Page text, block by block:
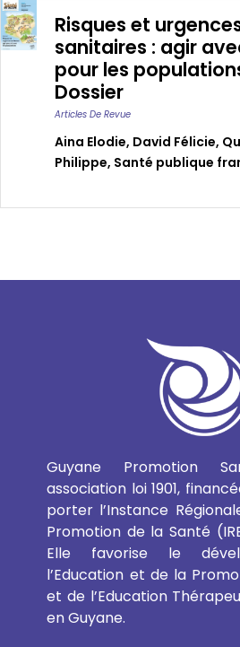
Risques et
sanitaires : agir
pour les
Dossier
Articles De Revue
Aina Elodie, David Félicie,
Philippe, Santé publique
Guyane Promotion
association loi 1901,
porter l’Instance
Promotion de la Santé
Elle favorise le
l’Education et de la
et de l’Education
en Guyane.